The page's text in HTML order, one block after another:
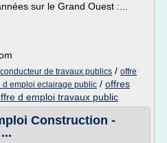
sur le Grand Ouest :...
de travaux publics / offre
d emploi eclairage public / offres
d emploi travaux public
Construction -